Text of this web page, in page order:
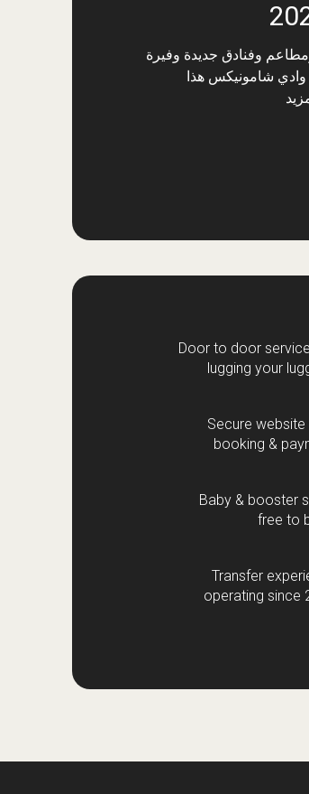
وفنادق جديدة وفيرة
شامونيكس هذا
Door to door
lugging your
Secure website
booking &
Baby & booster
free to
Transfer
operating since